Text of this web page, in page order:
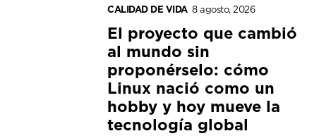
CALIDAD DE VIDA 8 agosto, 2026
El proyecto que cambió
al mundo sin
proponérselo: cómo
Linux nació como un
hobby y hoy mueve la
tecnología global